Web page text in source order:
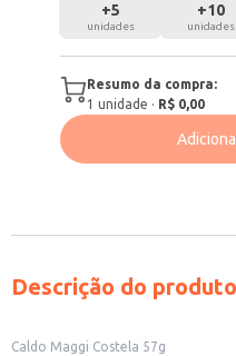
+5
unidades
+10
unidades
Resumo da compra:
1 unidade · R$ 0,00
Descrição do produto
Caldo Maggi Costela 57g